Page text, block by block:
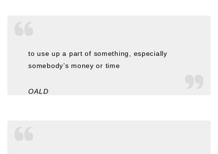
to use up a part of something, especially
somebody’s money or time
OALD